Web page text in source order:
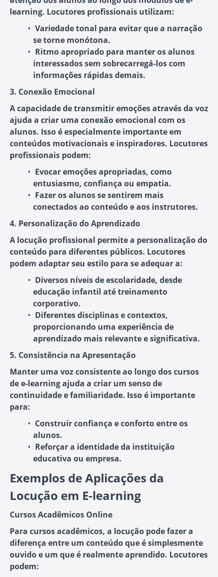
learning. Locutores profissionais utilizam:
Variedade tonal para evitar que a narração
se torne monótona.
Ritmo apropriadopara manter os alunos
interessados sem sobrecarregá-los com
informações rápidas demais.
3. Conexão Emocional
A capacidade de transmitir emoções através da voz
ajuda a criar uma conexão emocional com os
alunos. Isso é especialmente importante em
conteúdos motivacionais e inspiradores. Locutores
profissionais podem:
Evocar emoções apropriadas, como
entusiasmo, confiança ou empatia.
Fazer os alunos se sentirem mais
conectadosao conteúdo e aos instrutores.
4. Personalização do Aprendizado
A locução profissional permite a personalização do
conteúdo para diferentes públicos. Locutores
podem adaptar seu estilo para se adequar a:
Diversos níveis de escolaridade, desde
educação infantil até treinamento
corporativo.
Diferentes disciplinas e contextos,
proporcionando uma experiência de
aprendizado mais relevante e significativa.
5. Consistência na Apresentação
Manter uma voz consistente ao longo dos cursos
de e-learning ajuda a criar um senso de
continuidade e familiaridade. Isso é importante
para:
Construir confiança e confortoentre os
alunos.
Reforçar a identidade da instituição
educativa ou empresa.
Exemplos de Aplicações da
Locução em E-learning
Cursos Acadêmicos Online
Para cursos acadêmicos, a locução pode fazer a
diferença entre um conteúdo que é simplesmente
ouvido e um que é realmente aprendido. Locutores
podem: